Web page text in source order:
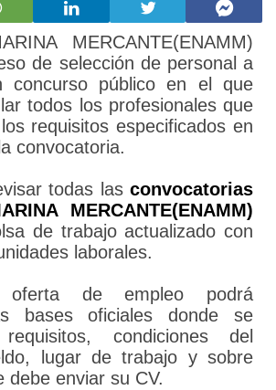
MERCANTE(ENAMM)
de selección de personal a
concurso público en el que
todos los profesionales que
requisitos especificados en
convocatoria.
todas las convocatorias
MERCANTE(ENAMM)
de trabajo actualizado con
laborales.
de empleo podrá
bases oficiales donde se
condiciones del
lugar de trabajo y sobre
debe enviar su CV.